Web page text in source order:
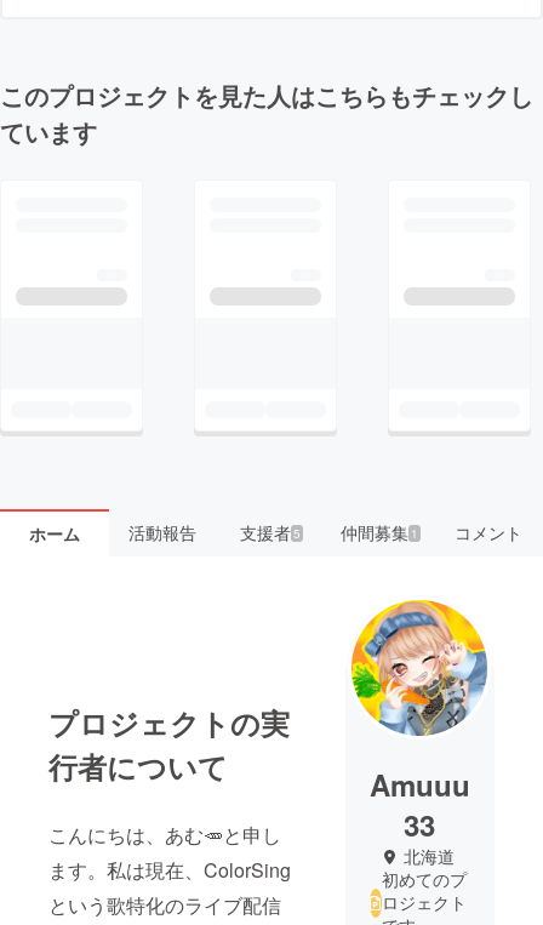
このプロジェクトを見た人はこちらもチェックし
ています
ホーム 活動報告 支援者5 仲間募集 1 コメント
プロジェクトの実
行者について
こんにちは、あむ🥕と申し
ます。私は現在、ColorSing
という歌特化のライブ配信
Amuuu
33
北海道
初めてのプ
ロジェクト